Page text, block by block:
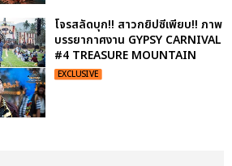
โจรสลัดบุก!! สาวกยิปซีเพียบ!! ภาพ
บรรยากาศงาน GYPSY CARNIVAL
#4 TREASURE MOUNTAIN
EXCLUSIVE